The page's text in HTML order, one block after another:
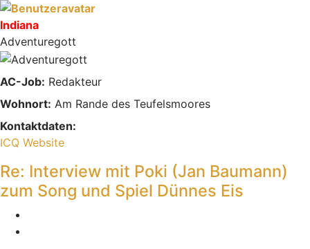
Indiana
Adventuregott
AC-Job: Redakteur
Wohnort: Am Rande des Teufelsmoores
Kontaktdaten:
Kontaktdaten von Indiana
ICQ Website
Re: Interview mit Poki (Jan Baumann)
zum Song und Spiel Dünnes Eis